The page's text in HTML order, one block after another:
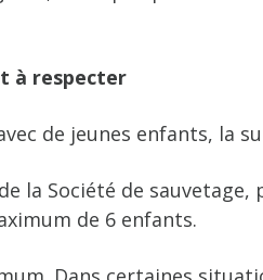
à respecter
de jeunes enfants,
la Société de
de 6 enfants.